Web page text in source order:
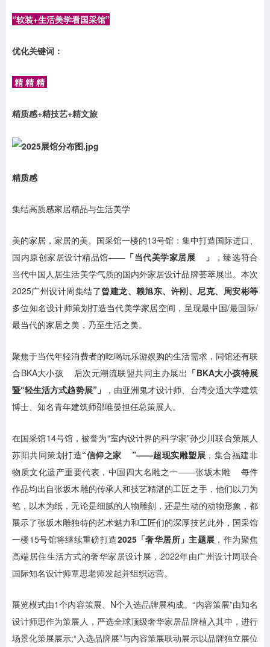
“软装+生活美学看国采馆”
优化关键词：
精 精 精
精质感+精技艺+精文旅
精质感
集结高质感家居精品与生活美学
美的家居，家居的美。国采馆一楼的13号馆：集中打造国际进口、
国内原创家居设计精品馆——「当代美学家居展 」
，臻选符合
当代中国人居生活美学气质的国内外家居设计品牌荟萃展出。本次
2025广州设计周集结了曾建龙、赖旭东、许刚、尼克、周安彬等
多位知名设计师策划打造当代美学家居空间，呈现最中国/最国际/
最当代的家居之美，乃至生活之美。
聚焦于当代年轻消费者的吃喝玩乐游娱购的生活需求，同馆还有联
合BKA大小孩 后次元潮流联盟共同主办展出 「BKA大小孩特展
暨“轻生活方式趋势展”」
，由亚洲鬼才设计师、台湾交通大学建筑
博士、知名青年建筑师邵唯晏担任总策展人。
在国采馆14号馆，被誉为“室内设计界的科学家”孙少川联合策展人
苏阳共同策划打造“信仰之家 ”——超现实雕塑展 ，集合福建非
物质文化遗产重要代表，中国四大名雕之一——张坂木雕
每件
作品均出自张坂木雕的传承人和技艺精湛的工匠之手，他们以刀为
笔，以木为纸，无论是细腻的人物雕刻，还是生动的动物形象，都
展示了张坂木雕独特的艺术魅力和工匠们的深厚技艺此外，国采馆
一楼15号馆将继续重磅打造2025「奢华居所」主题展 ，作为聚焦
高端居住生活方式的奢华家居设计展，2022年由广州设计周联合
国际知名设计师覃思老师发起并组织运营。
展览模式由1个内容策展、N个入选品牌展构成。“内容策展”由知名
设计师思作为策展人，严选全球顶级奢华家居品牌植入其中，进行
场景化策展展示;“入选品牌展”与内容策展联动展示以品牌独立展位